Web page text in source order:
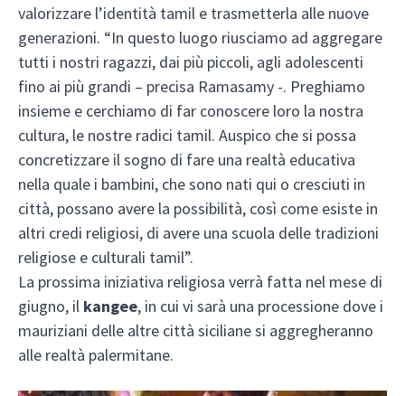
valorizzare l’identità tamil e trasmetterla alle nuove
generazioni. “In questo luogo riusciamo ad aggregare
tutti i nostri ragazzi, dai più piccoli, agli adolescenti
fino ai più grandi – precisa Ramasamy -. Preghiamo
insieme e cerchiamo di far conoscere loro la nostra
cultura, le nostre radici tamil. Auspico che si possa
concretizzare il sogno di fare una realtà educativa
nella quale i bambini, che sono nati qui o cresciuti in
città, possano avere la possibilità, così come esiste in
altri credi religiosi, di avere una scuola delle tradizioni
religiose e culturali tamil”.
La prossima iniziativa religiosa verrà fatta nel mese di
giugno, il kangee, in cui vi sarà una processione dove i
mauriziani delle altre città siciliane si aggregheranno
alle realtà palermitane.